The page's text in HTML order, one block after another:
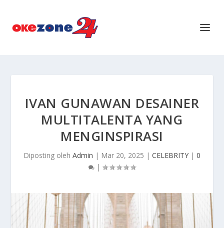
IVAN GUNAWAN DESAINER
MULTITALENTA YANG
MENGINSPIRASI
Diposting oleh Admin | Mar 20, 2025 | CELEBRITY | 0
|